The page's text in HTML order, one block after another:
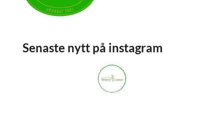
Senaste nytt på instagram